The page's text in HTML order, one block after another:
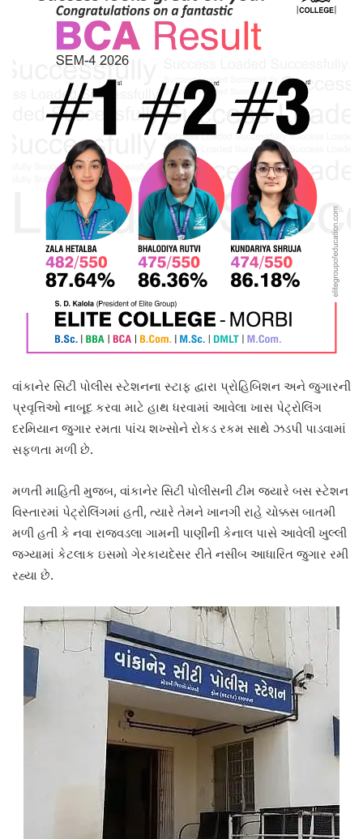
વાંકાનેર સિટી પોલીસ સ્ટેશનના સ્ટાફ દ્વારા પ્રોહિબિશન અને જુગારની
પ્રવૃત્તિઓ નાબૂદ કરવા માટે હાથ ધરવામાં આવેલા ખાસ પેટ્રોલિંગ
દરમિયાન જુગાર રમતા પાંચ શખ્સોને રોકડ રકમ સાથે ઝડપી પાડવામાં
સફળતા મળી છે.
મળતી માહિતી મુજબ, વાંકાનેર સિટી પોલીસની ટીમ જ્યારે બસ સ્ટેશન
વિસ્તારમાં પેટ્રોલિંગમાં હતી, ત્યારે તેમને ખાનગી રાહે ચોક્કસ બાતમી
મળી હતી કે નવા રાજવડલા ગામની પાણીની કેનાલ પાસે આવેલી ખુલ્લી
જગ્યામાં કેટલાક ઇસમો ગેરકાયદેસર રીતે નસીબ આધારિત જુગાર રમી
રહ્યા છે.